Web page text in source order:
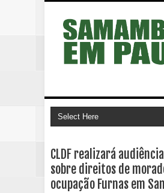
CLDF realizará
sobre direitos de
ocupação Furnas em